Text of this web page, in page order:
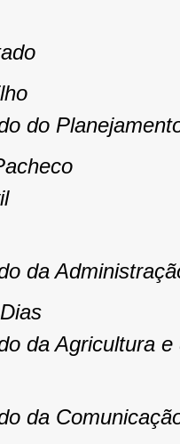
do
da
da Agricultura
da